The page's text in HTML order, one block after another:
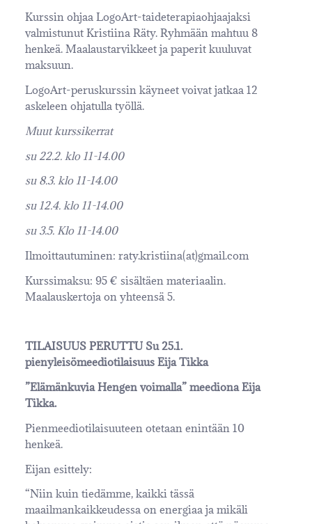
Kurssin ohjaa LogoArt-taideterapiaohjaajaksi
valmistunut Kristiina Räty. Ryhmään mahtuu 8
henkeä. Maalaustarvikkeet ja paperit kuuluvat
maksuun.
LogoArt-peruskurssin käyneet voivat jatkaa 12
askeleen ohjatulla työllä.
Muut kurssikerrat
su 22.2. klo 11-14.00
su 8.3. klo 11-14.00
su 12.4. klo 11-14.00
su 3.5. Klo 11-14.00
Ilmoittautuminen: raty.kristiina(at)gmail.com
Kurssimaksu: 95 € sisältäen materiaalin.
Maalauskertoja on yhteensä 5.
TILAISUUS PERUTTU Su 25.1.
pienyleisömeediotilaisuus Eija Tikka
”Elämänkuvia Hengen voimalla” meediona Eija
Tikka.
Pienmeediotilaisuuteen otetaan enintään 10
henkeä.
Eijan esittely:
“Niin kuin tiedämme, kaikki tässä
maailmankaikkeudessa on energiaa ja mikäli